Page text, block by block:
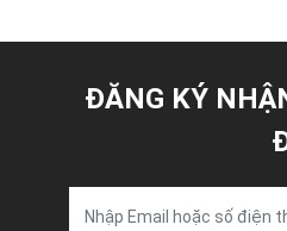
ĐĂNG KÝ